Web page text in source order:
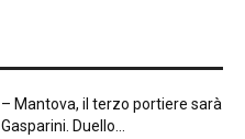
Mantova, il terzo portiere sarà
Gasparini. Duello...